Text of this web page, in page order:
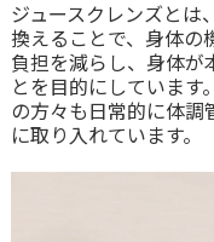
ジュースクレンズとは
換えることで、身体の
負担を減らし、身体が
とを目的にしています
の方々も日常的に体調
に取り入れています。